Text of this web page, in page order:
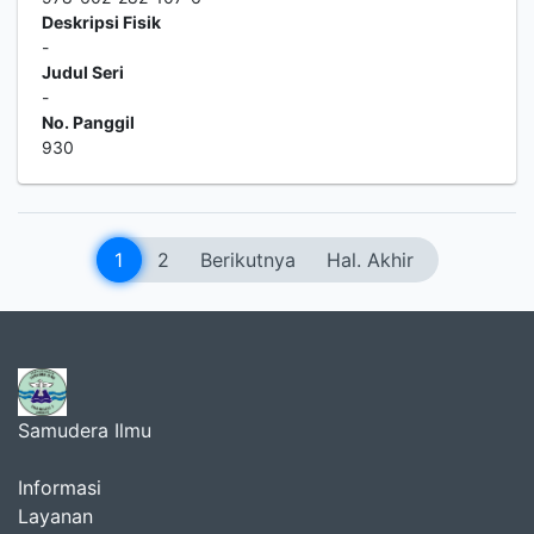
Deskripsi Fisik
-
Judul Seri
-
No. Panggil
930
1 2 Berikutnya Hal. Akhir
Samudera Ilmu
Informasi
Layanan